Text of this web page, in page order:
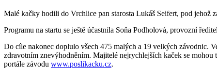
Malé kačky hodili do Vrchlice pan starosta Lukáš Seifert, pod jehož
Programu na startu se ještě účastnila Soňa Podholová, provozní
Do cíle nakonec doplulo všech 475 malých a 19 velkých závodnic.
zdravotním znevýhodněním. Majitelé nejrychlejších kaček se
portále závodu www.poslikacku.cz.